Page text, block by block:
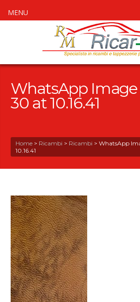
WhatsApp Image
30 at 10.16.41
Home > Ricambi > Ricambi >WhatsApp
10.16.41
MENU